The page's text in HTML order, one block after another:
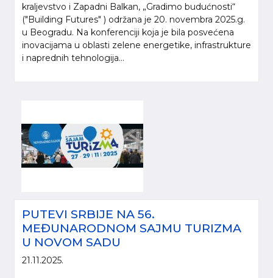
kraljevstvo i Zapadni Balkan, „Gradimo budućnosti“
("Building Futures" ) održana je 20. novembra 2025.g.
u Beogradu. Na konferenciji koja je bila posvećena
inovacijama u oblasti zelene energetike, infrastrukture
i naprednih tehnologija...
PUTEVI SRBIJE NA 56.
MEĐUNARODNOM SAJMU TURIZMA
U NOVOM SADU
21.11.2025.